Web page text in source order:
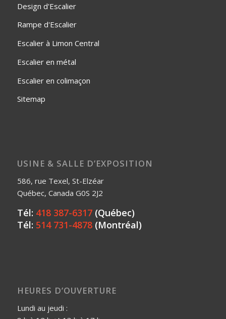
Design d'Escalier
Rampe d'Escalier
Escalier à Limon Central
Escalier en métal
Escalier en colimaçon
Sitemap
USINE & SALLE D’EXPOSITION
586, rue Texel, St-Elzéar
Québec, Canada G0S 2J2
Tél: 418 387-6317(Québec)
Tél: 514 731-4878(Montréal)
HEURES D’OUVERTURE
Lundi au jeudi :